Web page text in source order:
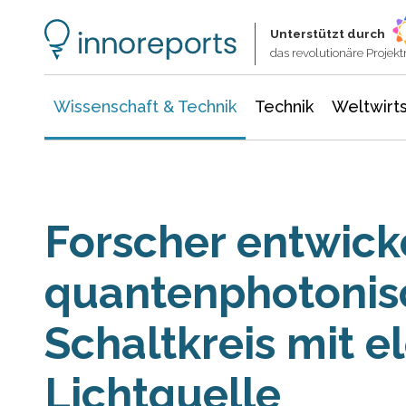
Unterstützt durch
das revolutionäre
Wissenschaft & Technik Technik
Forscher
Schaltkreis mit
Lichtquelle